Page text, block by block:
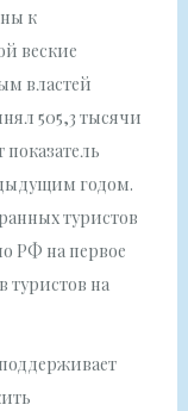
к
веские
властей
505,3 тысячи
годом.
туристов
РФ на первое
туристов на